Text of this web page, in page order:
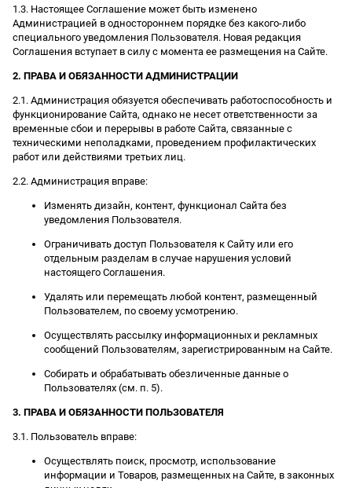
1.3. Настоящее Соглашение может быть изменено
Администрацией в одностороннем порядке без какого-либо
специального уведомления Пользователя. Новая редакция
Соглашения вступает в силу с момента ее размещения на Сайте.
2. ПРАВА И ОБЯЗАННОСТИ АДМИНИСТРАЦИИ
2.1. Администрация обязуется обеспечивать работоспособность и
функционирование Сайта, однако не несет ответственности за
временные сбои и перерывы в работе Сайта, связанные с
техническими неполадками, проведением профилактических
работ или действиями третьих лиц.
2.2. Администрация вправе:
Изменять дизайн, контент, функционал Сайта без
уведомления Пользователя.
Ограничивать доступ Пользователя к Сайту или его
отдельным разделам в случае нарушения условий
настоящего Соглашения.
Удалять или перемещать любой контент, размещенный
Пользователем, по своему усмотрению.
Осуществлять рассылку информационных и рекламных
сообщений Пользователям, зарегистрированным на Сайте.
Собирать и обрабатывать обезличенные данные о
Пользователях (см. п. 5).
3. ПРАВА И ОБЯЗАННОСТИ ПОЛЬЗОВАТЕЛЯ
3.1. Пользователь вправе:
Осуществлять поиск, просмотр, использование
информации и Товаров, размещенных на Сайте, в законных